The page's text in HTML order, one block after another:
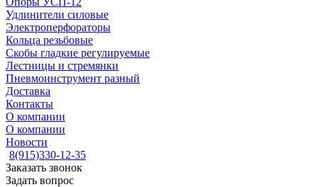
Удлинители силовые
Электроперфораторы
Кольца резьбовые
Скобы гладкие регулируемые
Лестницы и стремянки
Пневмоинструмент разный
Доставка
Контакты
О компании
О компании
Новости
8(915)330-12-35
Заказать звонок
Задать вопрос